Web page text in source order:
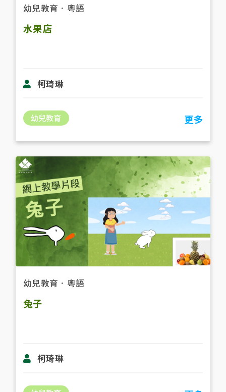
幼兒教育 ． 粵語
水果店
柯琦琳
幼兒教育 更多
幼兒教育 ． 粵語
兔子
柯琦琳